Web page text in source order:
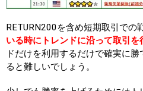
RETURN200を含め短期取引での
いる時にトレンドに沿って取引を
ドだけを利用するだけで確実に
ると難しいでしょう。